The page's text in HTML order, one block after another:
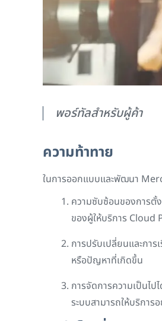
พอร์ทัลสำหรับผู้ค้า
ความท้าทาย
ในการออกแบบและพัฒนา
ความซับซ้อนของการตั้ง
ของผู้ให้บริการ Cloud
การปรับเปลี่ยนและกา
หรือปัญหาที่เกิดขึ้น
การจัดการความเป็นไป
ระบบสามารถให้บริการ